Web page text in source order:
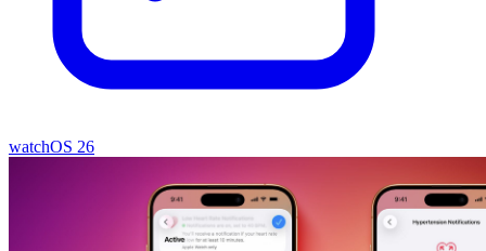
watchOS 26